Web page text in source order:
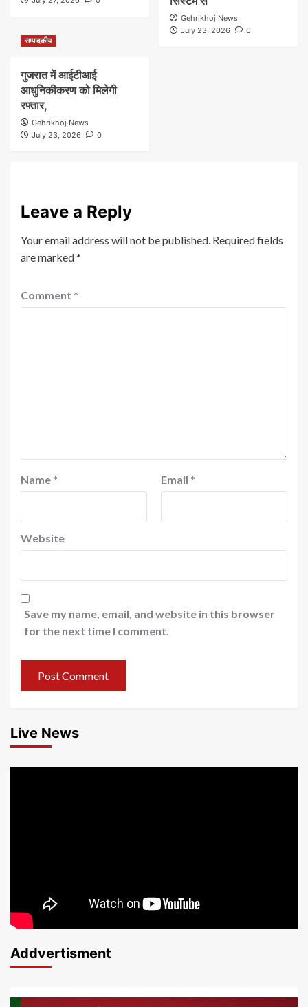
Gehrikhoj News
July 23, 2026
0
सम्पादकीय
गुजरात में आईटीआई
आधुनिकीकरण को मिलेगी
रफ्तार,
Gehrikhoj News
July 23, 2026
0
Leave a Reply
Your email address will not be published. Required fields
are marked*
Comment *
Name * Email *
Website
Save my name, email, and website in this browser
for the next time I comment.
Live News
Addvertisment